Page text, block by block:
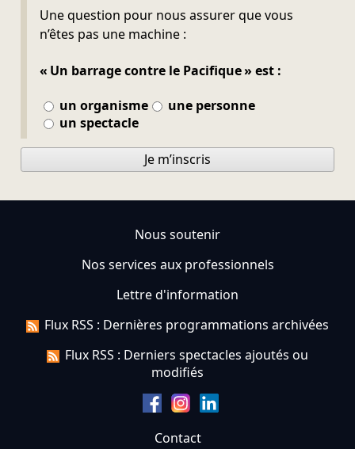
Une question pour nous assurer que vous
n’êtes pas une machine :
« Un barrage contre le Pacifique » est :
un organisme
une personne
un spectacle
Ne pas remplir
Je m’inscris
Nous soutenir
Nos services aux professionnels
Lettre d'information
Flux RSS : Dernières programmations archivées
Flux RSS : Derniers spectacles ajoutés ou
modifiés
Contact